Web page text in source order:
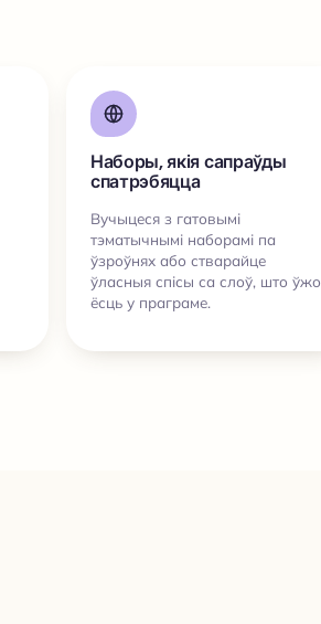
Наборы, якія сапраўды
спатрэбяцца
Вучыцеся з гатовымі
тэматычнымі наборамі па
ўзроўнях або стварайце
ўласныя спісы са слоў, што ўжо
ёсць у праграме.